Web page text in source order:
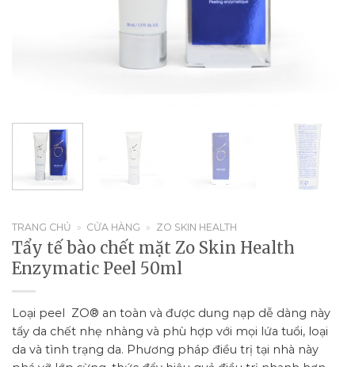
TRANG CHỦ » CỬA HÀNG » ZO SKIN HEALTH
Tẩy tế bào chết mặt Zo Skin Health
Enzymatic Peel 50ml
Loại peel ZO® an toàn và được dung nạp dễ dàng này
tẩy da chết nhẹ nhàng và phù hợp với mọi lứa tuổi, loại
da và tình trạng da. Phương pháp điều trị tại nhà này